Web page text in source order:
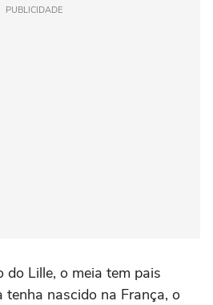
PUBLICIDADE
do Lille, o meia tem pais
tenha nascido na França, o